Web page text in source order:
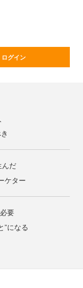
ログイン
んだ
ケター
要
”になる